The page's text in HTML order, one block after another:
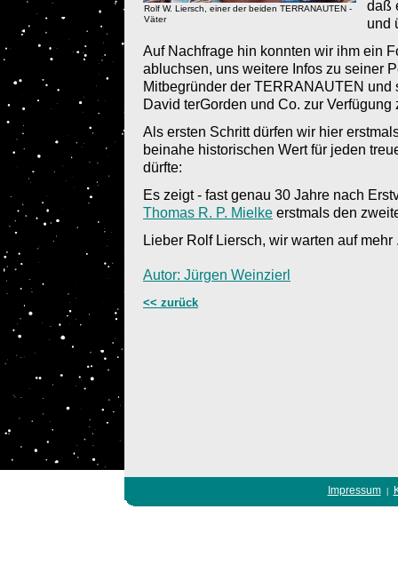
Rolf W. Liersch, einer der beiden TERRANAUTEN -
Väter
daß
und
Auf Nachfrage hin konnten wir ihm ein
abluchsen, uns weitere Infos zu seiner
Mitbegründer der TERRANAUTEN
David terGorden und Co. zur Verfügung
Als ersten Schritt dürfen wir hier
beinahe historischen Wert für jeden
dürfte:
Es zeigt - fast genau 30 Jahre nach
Thomas R. P. Mielke erstmals den
Lieber Rolf Liersch, wir warten auf mehr
Autor: Jürgen Weinzierl
<< zurück
Impressum